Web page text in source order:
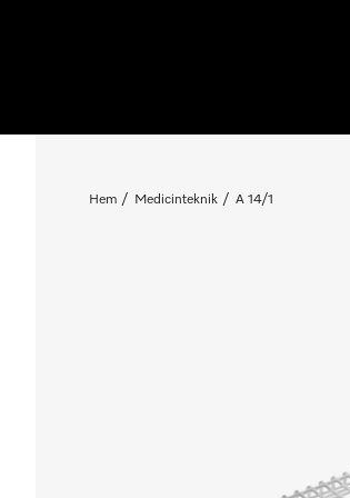
Hem Medicinteknik A 14/1